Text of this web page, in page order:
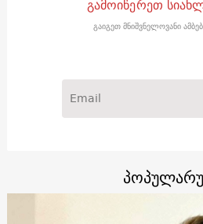
გამოიწერეთ
გაიგეთ მნიშვნელოვანი